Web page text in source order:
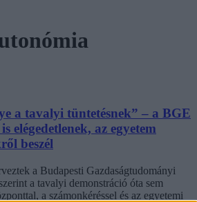
a tavalyi tüntetésnek” – a BGE
elégedetlenek, az egyetem
beszél
a Budapesti Gazdaságtudományi
a tavalyi demonstráció óta sem
a számonkéréssel és az egyetemi